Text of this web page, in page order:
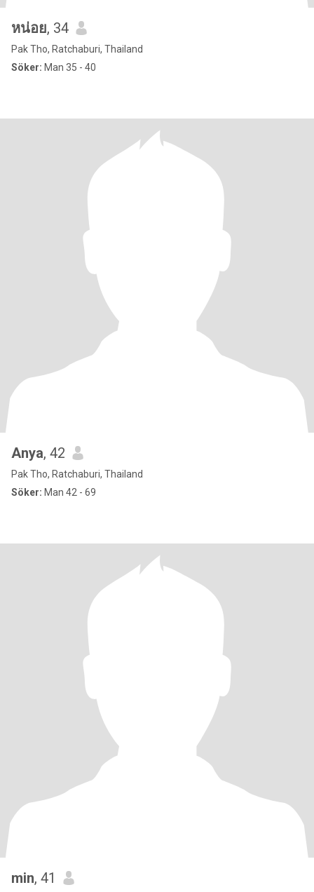
หน่อย, 34
Pak Tho, Ratchaburi, Thailand
Söker: Man 35 - 40
Anya, 42
Pak Tho, Ratchaburi, Thailand
Söker: Man 42 - 69
min, 41